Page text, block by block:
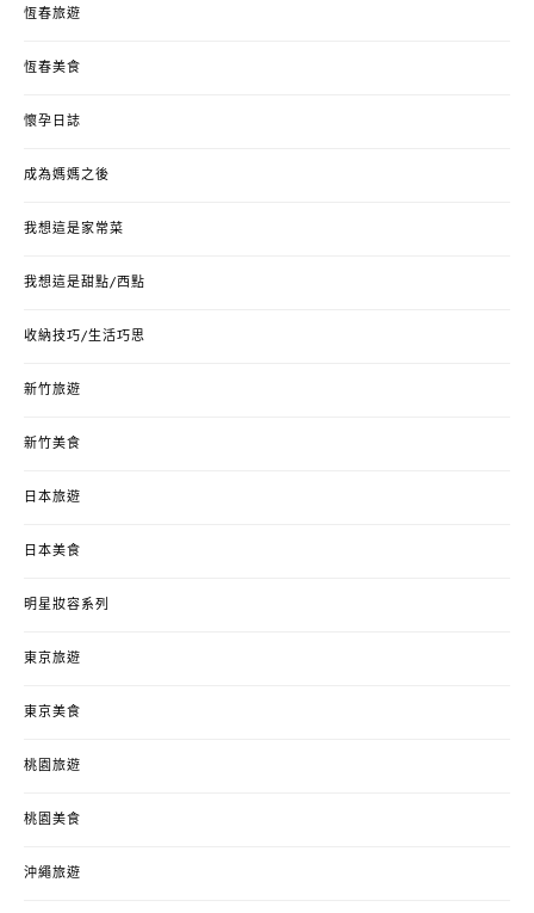
恆春旅遊
恆春美食
懷孕日誌
成為媽媽之後
我想這是家常菜
我想這是甜點/西點
收納技巧/生活巧思
新竹旅遊
新竹美食
日本旅遊
日本美食
明星妝容系列
東京旅遊
東京美食
桃園旅遊
桃園美食
沖繩旅遊